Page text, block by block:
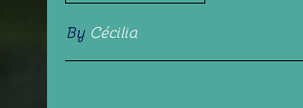
By Cécilia